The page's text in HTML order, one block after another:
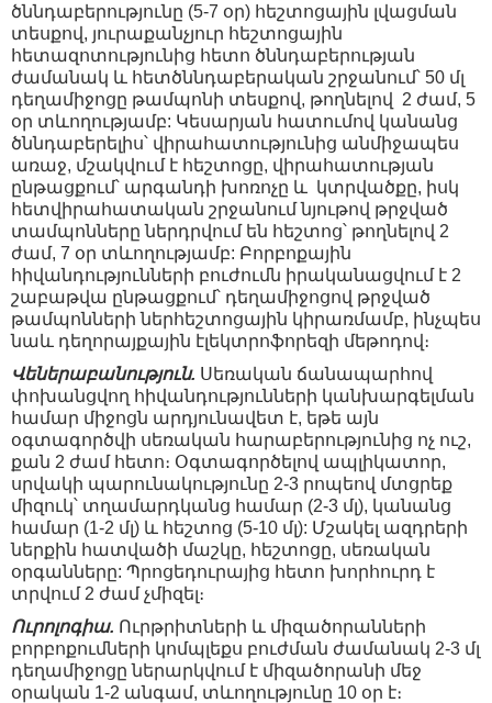
ծննդաբերությունը (5-7 օր) հեշտոցային լվացման
տեսքով, յուրաքանչյուր հեշտոցային
հետազոտությունից հետո ծննդաբերության
ժամանակ և հետծննդաբերական շրջանում՝ 50 մլ
դեղամիջոցը թամպոնի տեսքով, թողնելով 2 ժամ, 5
օր տևողությամբ: Կեսարյան հատումով կանանց
ծննդաբերելիս՝ վիրահատությունից անմիջապես
առաջ, մշակվում է հեշտոցը, վիրահատության
ընթացքում՝ արգանդի խոռոչը և կտրվածքը, իսկ
հետվիրահատական ​​շրջանում նյութով թրջված
տամպոնները ներդրվում են հեշտոց՝ թողնելով 2
ժամ, 7 օր տևողությամբ: Բորբոքային
հիվանդությունների բուժումն իրականացվում է 2
շաբաթվա ընթացքում՝ դեղամիջոցով թրջված
թամպոնների ներհեշտոցային կիրառմամբ, ինչպես
նաև դեղորայքային էլեկտրոֆորեզի մեթոդով։
Վեներաբանություն. Սեռական ճանապարհով
փոխանցվող հիվանդությունների կանխարգելման
համար միջոցն արդյունավետ է, եթե այն
օգտագործվի սեռական հարաբերությունից ոչ ուշ,
քան 2 ժամ հետո։ Օգտագործելով ապլիկատոր,
սրվակի պարունակությունը 2-3 րոպեով մտցրեք
միզուկ՝ տղամարդկանց համար (2-3 մլ), կանանց
համար (1-2 մլ) և հեշտոց (5-10 մլ): Մշակել ազդրերի
ներքին հատվածի մաշկը, հեշտոցը, սեռական
օրգանները: Պրոցեդուրայից հետո խորհուրդ է
տրվում 2 ժամ չմիզել։
Ուրոլոգիա. Ուրթրիտների և միզածորանների
բորբոքումների կոմպլեքս բուժման ժամանակ 2-3 մլ
դեղամիջոցը ներարկվում է միզածորանի մեջ
օրական 1-2 անգամ, տևողությունը 10 օր է։